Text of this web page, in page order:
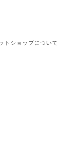
トショップについて